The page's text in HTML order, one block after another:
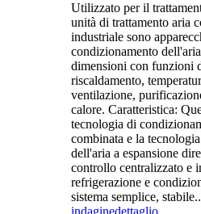
Utilizzato per il
unità di trattamento aria
industriale sono
condizionamento
dimensioni con funzioni
riscaldamento,
ventilazione,
calore. Caratteristica:
tecnologia di
combinata e la
dell'aria a espansione
controllo centralizzato e
refrigerazione e
sistema semplice,